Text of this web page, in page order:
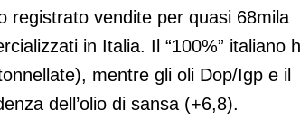
registrato vendite per quasi 68mila
in Italia. Il “100%” italiano
mentre gli oli Dop/Igp e il
dell’olio di sansa (+6,8).